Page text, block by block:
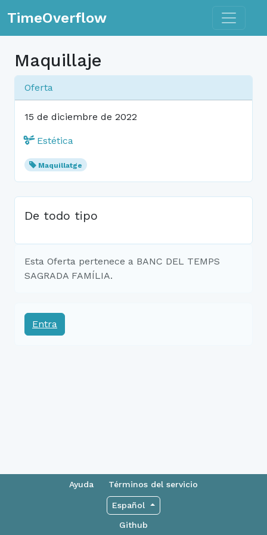
TimeOverflow Toggle
Maquillaje
Oferta
15 de diciembre de 2022
Estética
Maquillatge
De todo tipo
Esta Oferta pertenece a BANC DEL TEMPS
SAGRADA FAMÍLIA.
Entra
Ayuda Términos del servicio
Español
Github